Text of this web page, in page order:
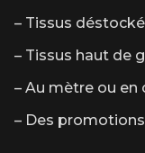
– Tissus
– Tissus haut de
– Au mètre ou en
– Des